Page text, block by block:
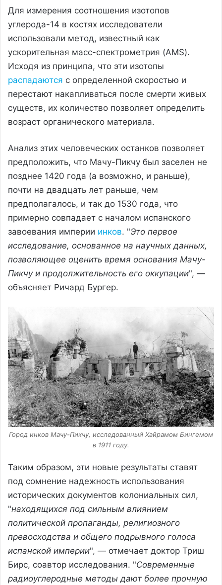
Для измерения соотношения изотопов
углерода-14 в костях исследователи
использовали метод, известный как
ускорительная масс-спектрометрия (AMS).
Исходя из принципа, что эти изотопы
распадаются с определенной скоростью и
перестают накапливаться после смерти живых
существ, их количество позволяет определить
возраст органического материала.
Анализ этих человеческих останков позволяет
предположить, что Мачу-Пикчу был заселен не
позднее 1420 года (а возможно, и раньше),
почти на двадцать лет раньше, чем
предполагалось, и так до 1530 года, что
примерно совпадает с началом испанского
завоевания империи инков. "Это первое
исследование, основанное на научных данных,
позволяющее оценить время основания Мачу-
Пикчу и продолжительность его оккупации", —
объясняет Ричард Бургер.
Город инков Мачу-Пикчу, исследованный Хайрамом Бингемом
в 1911 году.
Таким образом, эти новые результаты ставят
под сомнение надежность использования
исторических документов колониальных сил,
"находящихся под сильным влиянием
политической пропаганды, религиозного
превосходства и общего подрывного голоса
испанской империи", — отмечает доктор Триш
Бирс, соавтор исследования. "Современные
радиоуглеродные методы дают более прочную